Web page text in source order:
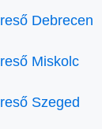
Debrecen
Miskolc
Szeged